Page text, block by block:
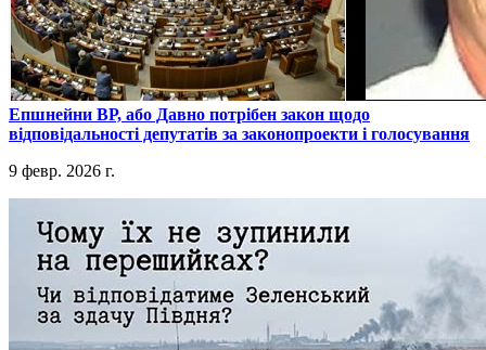
​Епшнейни ВР, або Давно потрібен закон щодо
відповідальності депутатів за законопроекти і голосування
9 февр. 2026 г.